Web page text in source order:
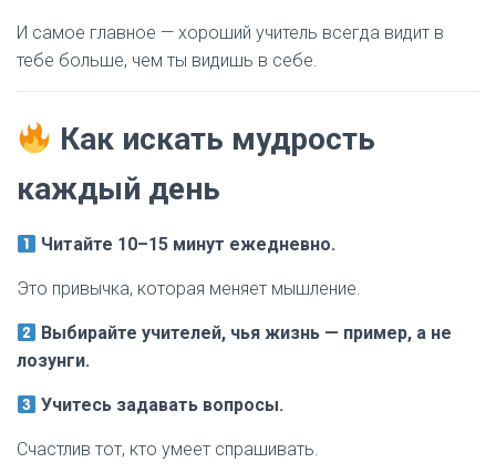
И самое главное — хороший учитель всегда видит в
тебе больше, чем ты видишь в себе.
Как искать мудрость
каждый день
Читайте 10–15 минут ежедневно.
Это привычка, которая меняет мышление.
Выбирайте учителей, чья жизнь — пример, а не
лозунги.
Учитесь задавать вопросы.
Счастлив тот, кто умеет спрашивать.